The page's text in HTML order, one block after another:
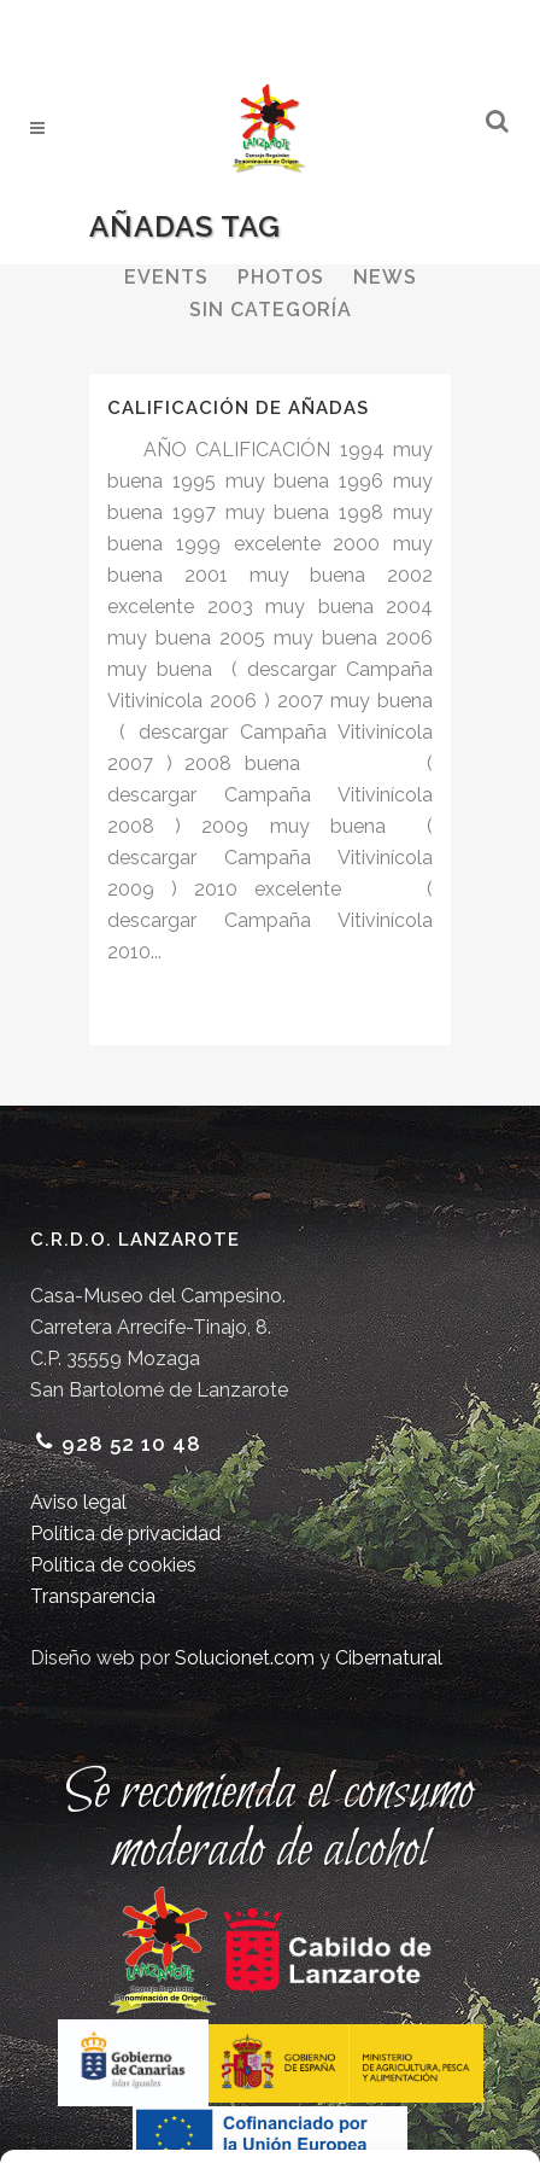
AÑADAS TAG
ALL WINERIES
EVENTS
PHOTOS
NEWS
SIN CATEGORÍA
CALIFICACIÓN DE AÑADAS
AÑO CALIFICACIÓN 1994 muy
buena 1995 muy buena 1996 muy
buena 1997 muy buena 1998 muy
buena 1999 excelente 2000 muy
buena 2001 muy buena 2002
excelente 2003 muy buena 2004
muy buena 2005 muy buena 2006
muy buena ( descargar Campaña
Vitivinícola 2006 ) 2007 muy buena
( descargar Campaña Vitivinícola
2007 ) 2008 buena (
descargar Campaña Vitivinícola
2008 ) 2009 muy buena (
descargar Campaña Vitivinícola
2009 ) 2010 excelente (
descargar Campaña Vitivinícola
2010...
C.R.D.O. LANZAROTE
Casa-Museo del Campesino.
Carretera Arrecife-Tinajo, 8.
C.P. 35559 Mozaga
San Bartolomé de Lanzarote
928 52 10 48
Aviso legal
Política de privacidad
Política de cookies
Transparencia
Diseño web porSolucionet.comyCibernatural
Se recomienda el consumo
moderado de alcohol